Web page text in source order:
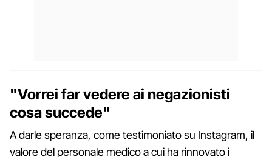
"Vorrei far vedere ai negazionisti
cosa succede"
A darle speranza, come testimoniato su Instagram, il
valore del personale medico a cui ha rinnovato i